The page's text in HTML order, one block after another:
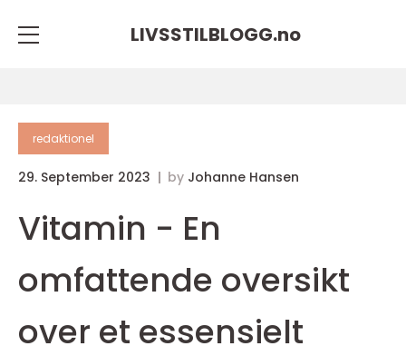
LIVSSTILBLOGG.no
redaktionel
29. September 2023 by Johanne Hansen
Vitamin - En
omfattende oversikt
over et essensielt